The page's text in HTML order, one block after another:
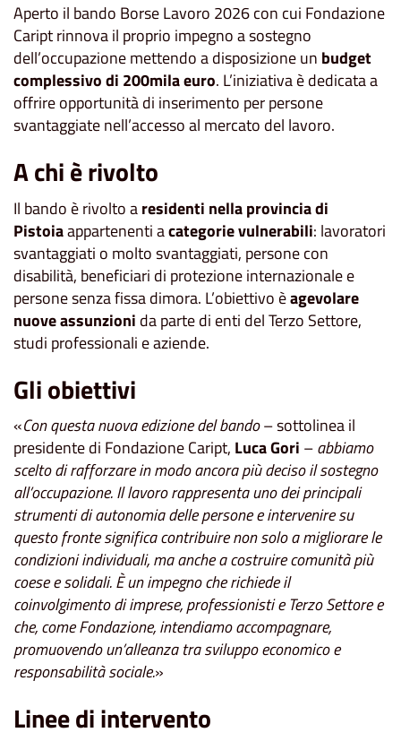
Aperto il bando Borse Lavoro 2026 con cui Fondazione
Caript rinnova il proprio impegno a sostegno
dell’occupazione mettendo a disposizione un budget
complessivo di 200mila euro. L’iniziativa è dedicata a
offrire opportunità di inserimento per persone
svantaggiate nell’accesso al mercato del lavoro.
A chi è rivolto
Il bando è rivolto aresidenti nella provincia di
Pistoiaappartenenti acategorie vulnerabili: lavoratori
svantaggiati o molto svantaggiati, persone con
disabilità, beneficiari di protezione internazionale e
persone senza fissa dimora. L’obiettivo èagevolare
nuove assunzioni da parte di enti del Terzo Settore,
studi professionali e aziende.
Gli obiettivi
«Con questa nuova edizione del bando– sottolinea il
presidente di Fondazione Caript, Luca Gori –abbiamo
scelto di rafforzare in modo ancora più deciso il sostegno
all’occupazione. Il lavoro rappresenta uno dei principali
strumenti di autonomia delle persone e intervenire su
questo fronte significa contribuire non solo a migliorare le
condizioni individuali, ma anche a costruire comunità più
coese e solidali. È un impegno che richiede il
coinvolgimento di imprese, professionisti e Terzo Settore e
che, come Fondazione, intendiamo accompagnare,
promuovendo un’alleanza tra sviluppo economico e
responsabilità sociale.»
Linee di intervento